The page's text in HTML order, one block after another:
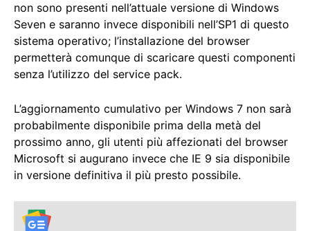
non sono presenti nell’attuale versione di Windows
Seven e saranno invece disponibili nell’SP1 di questo
sistema operativo; l’installazione del browser
permetterà comunque di scaricare questi componenti
senza l’utilizzo del service pack.
L’aggiornamento cumulativo per Windows 7 non sarà
probabilmente disponibile prima della metà del
prossimo anno, gli utenti più affezionati del browser
Microsoft si augurano invece che IE 9 sia disponibile
in versione definitiva il più presto possibile.